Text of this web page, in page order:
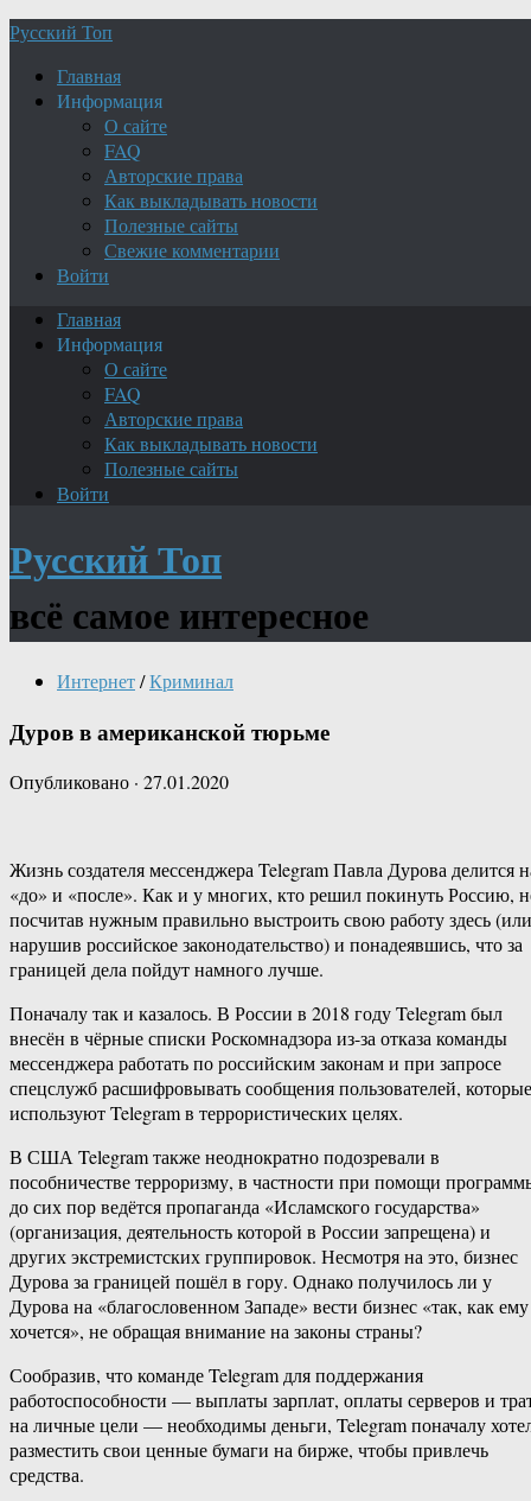
Русский Топ
Главная
Информация
О сайте
FAQ
Авторские права
Как выкладывать новости
Полезные сайты
Свежие комментарии
Войти
Главная
Информация
О сайте
FAQ
Авторские права
Как выкладывать новости
Полезные сайты
Войти
Русский Топ
всё самое интересное
Интернет/Криминал
Дуров в американской тюрьме
Опубликовано · 27.01.2020
Жизнь создателя мессенджера Telegram Павла Дурова делится
«до» и «после». Как и у многих, кто решил покинуть Россию,
посчитав нужным правильно выстроить свою работу здесь (или
нарушив российское законодательство) и понадеявшись, что за
границей дела пойдут намного лучше.
Поначалу так и казалось. В России в 2018 году Telegram был
внесён в чёрные списки Роскомнадзора из-за отказа команды
мессенджера работать по российским законам и при запросе
спецслужб расшифровывать сообщения пользователей, которые
используют Telegram в террористических целях.
В США Telegram также неоднократно подозревали в
пособничестве терроризму, в частности при помощи
до сих пор ведётся пропаганда «Исламского государства»
(организация, деятельность которой в России запрещена) и
других экстремистских группировок. Несмотря на это, бизнес
Дурова за границей пошёл в гору. Однако получилось ли у
Дурова на «благословенном Западе» вести бизнес «так, как ему
хочется», не обращая внимание на законы страны?
Сообразив, что команде Telegram для поддержания
работоспособности — выплаты зарплат, оплаты серверов и
на личные цели — необходимы деньги, Telegram поначалу
разместить свои ценные бумаги на бирже, чтобы привлечь
средства.